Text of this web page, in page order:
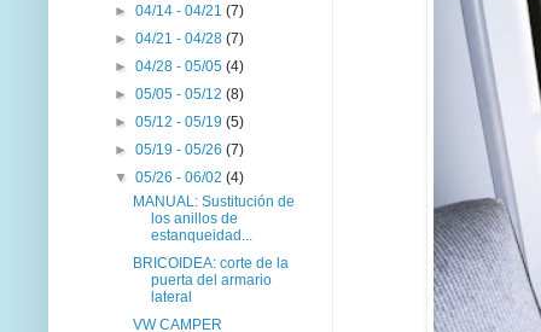
►04/14 - 04/21(7)
►04/21 - 04/28(7)
►04/28 - 05/05(4)
►05/05 - 05/12(8)
►05/12 - 05/19(5)
►05/19 - 05/26(7)
▼05/26 - 06/02(4)
MANUAL: Sustitución de
los anillos de
estanqueidad...
BRICOIDEA: corte de la
puerta del armario
lateral
VW CAMPER